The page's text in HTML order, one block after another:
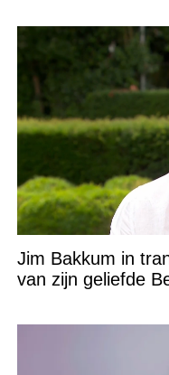
Jim Bakkum in
van zijn geliefde